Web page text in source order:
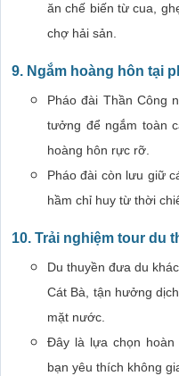
ăn chế biến từ cua,
chợ hải sản.
9. Ngắm hoàng hôn tại
Pháo đài Thần Công
tưởng để ngắm toàn
hoàng hôn rực rỡ.
Pháo đài còn lưu giữ
hầm chỉ huy từ thời
10. Trải nghiệm tour du
Du thuyền đưa du
Cát Bà, tận hưởng
mặt nước.
Đây là lựa chọn hoàn
bạn yêu thích không